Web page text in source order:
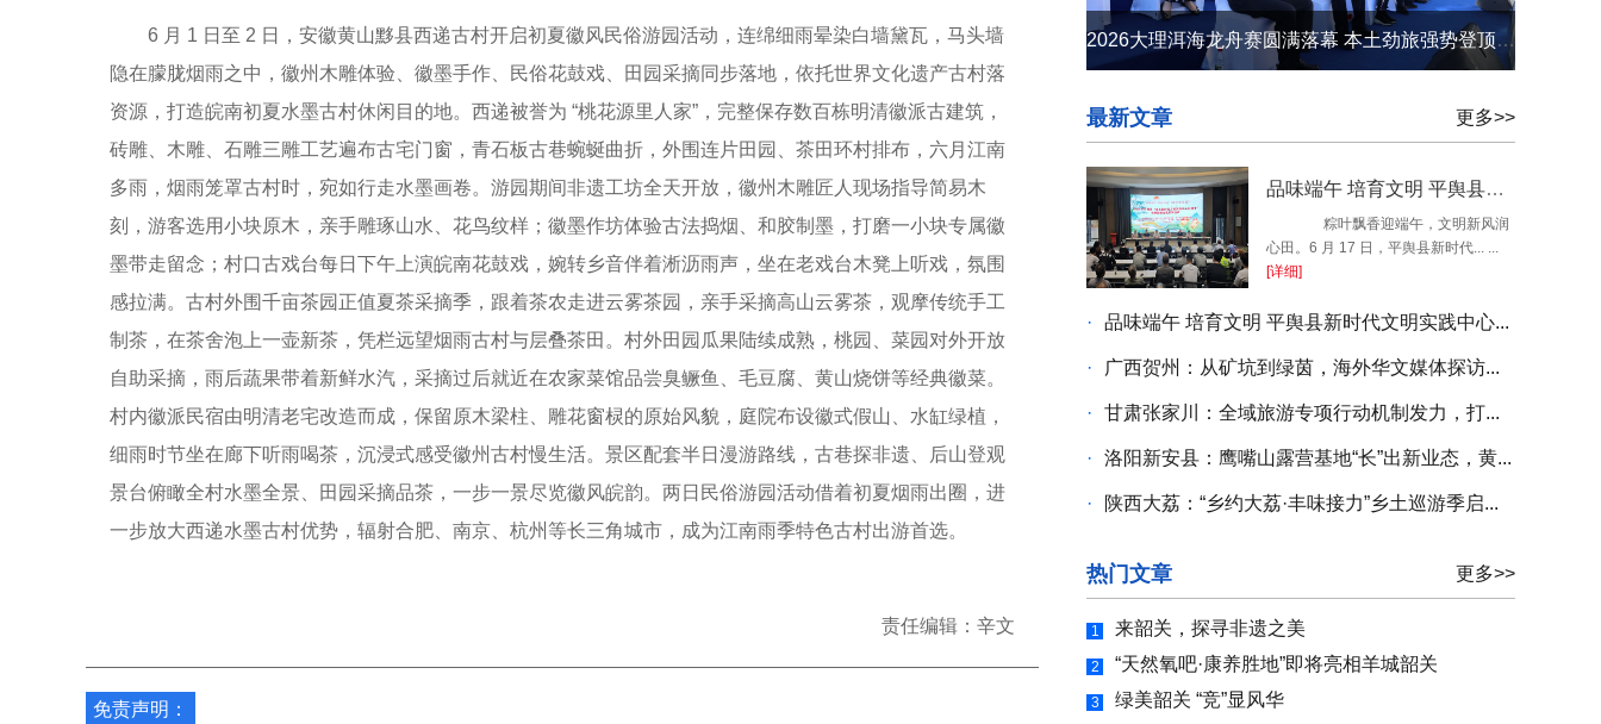
6 月 1 日至 2 日，安徽黄山黟县西递古村开启初夏徽风民俗游园活动，连绵细雨晕染白墙黛瓦，马头墙
隐在朦胧烟雨之中，徽州木雕体验、徽墨手作、民俗花鼓戏、田园采摘同步落地，依托世界文化遗产古村落
资源，打造皖南初夏水墨古村休闲目的地。西递被誉为 “桃花源里人家”，完整保存数百栋明清徽派古建筑，
砖雕、木雕、石雕三雕工艺遍布古宅门窗，青石板古巷蜿蜒曲折，外围连片田园、茶田环村排布，六月江南
多雨，烟雨笼罩古村时，宛如行走水墨画卷。游园期间非遗工坊全天开放，徽州木雕匠人现场指导简易木
刻，游客选用小块原木，亲手雕琢山水、花鸟纹样；徽墨作坊体验古法捣烟、和胶制墨，打磨一小块专属徽
墨带走留念；村口古戏台每日下午上演皖南花鼓戏，婉转乡音伴着淅沥雨声，坐在老戏台木凳上听戏，氛围
感拉满。古村外围千亩茶园正值夏茶采摘季，跟着茶农走进云雾茶园，亲手采摘高山云雾茶，观摩传统手工
制茶，在茶舍泡上一壶新茶，凭栏远望烟雨古村与层叠茶田。村外田园瓜果陆续成熟，桃园、菜园对外开放
自助采摘，雨后蔬果带着新鲜水汽，采摘过后就近在农家菜馆品尝臭鳜鱼、毛豆腐、黄山烧饼等经典徽菜。
村内徽派民宿由明清老宅改造而成，保留原木梁柱、雕花窗棂的原始风貌，庭院布设徽式假山、水缸绿植，
细雨时节坐在廊下听雨喝茶，沉浸式感受徽州古村慢生活。景区配套半日漫游路线，古巷探非遗、后山登观
景台俯瞰全村水墨全景、田园采摘品茶，一步一景尽览徽风皖韵。两日民俗游园活动借着初夏烟雨出圈，进
一步放大西递水墨古村优势，辐射合肥、南京、杭州等长三角城市，成为江南雨季特色古村出游首选。
责任编辑：辛文
免责声明：
2026大理洱海龙舟赛圆满落幕 本土劲旅强势登顶 苍洱之间续写荣光
更多>>
最新文章
品味端午 培育文明 平舆县新时代文明实践中心开展端午民俗系列活动
粽叶飘香迎端午，文明新风润
心田。6 月 17 日，平舆县新时代... ...
[详细]
· 品味端午 培育文明 平舆县新时代文明实践中心...
· 广西贺州：从矿坑到绿茵，海外华文媒体探访...
· 甘肃张家川：全域旅游专项行动机制发力，打...
· 洛阳新安县：鹰嘴山露营基地“长”出新业态，黄...
· 陕西大荔：“乡约大荔·丰味接力”乡土巡游季启...
更多>>
热门文章
1 来韶关，探寻非遗之美
2 “天然氧吧·康养胜地”即将亮相羊城韶关
3 绿美韶关 “竞”显风华